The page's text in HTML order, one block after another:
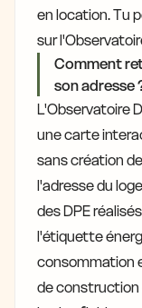
en location. Tu
sur
Comment
son adresse
L'Observatoire
une carte
sans création
l'adresse du
des DPE
l'étiquette
consommation
de construction